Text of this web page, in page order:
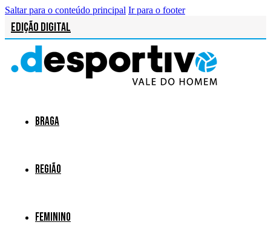
Saltar para o conteúdo principal Ir para o footer
Edição Digital
Braga
Região
Feminino